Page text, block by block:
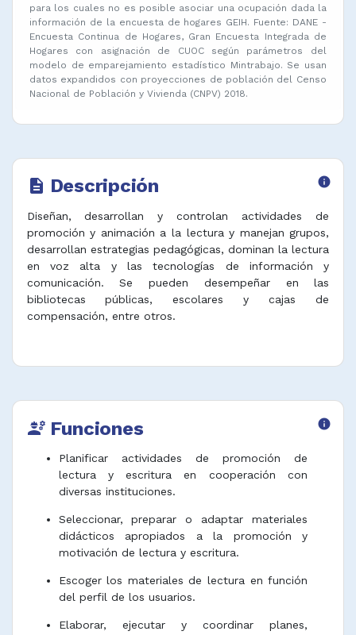
para los cuales no es posible asociar una ocupación dada la
información de la encuesta de hogares GEIH. Fuente: DANE -
Encuesta Continua de Hogares, Gran Encuesta Integrada de
Hogares con asignación de CUOC según parámetros del
modelo de emparejamiento estadístico Mintrabajo. Se usan
datos expandidos con proyecciones de población del Censo
Nacional de Población y Vivienda (CNPV) 2018.
description Descripción info
Diseñan, desarrollan y controlan actividades de
promoción y animación a la lectura y manejan grupos,
desarrollan estrategias pedagógicas, dominan la lectura
en voz alta y las tecnologías de información y
comunicación. Se pueden desempeñar en las
bibliotecas públicas, escolares y cajas de
compensación, entre otros.
engineering Funciones info
Planificar actividades de promoción de
lectura y escritura en cooperación con
diversas instituciones.
Seleccionar, preparar o adaptar materiales
didácticos apropiados a la promoción y
motivación de lectura y escritura.
Escoger los materiales de lectura en función
del perfil de los usuarios.
Elaborar, ejecutar y coordinar planes,